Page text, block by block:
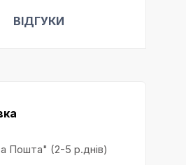
ВІДГУКИ
Пошта" (2-5 р.днів)